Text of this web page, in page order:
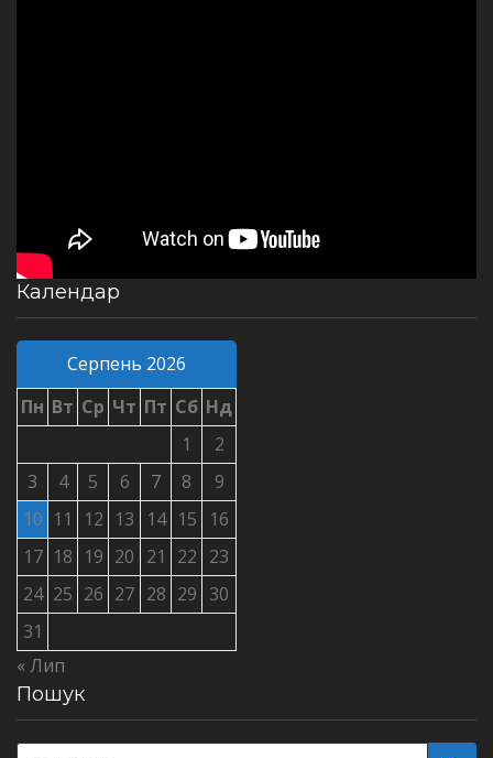
Календар
Серпень 2026
Пн Вт Ср Чт Пт Сб Нд
1
2
3
4 5 6 7 8
9
10 11 12 13 14 15
16
17 18 19 20 21 22 23
24 25 26 27 28 29 30
31
« Лип
Пошук